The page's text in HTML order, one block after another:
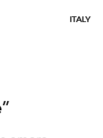
ITALY